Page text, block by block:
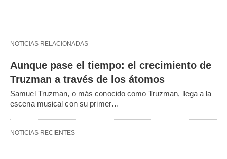
NOTICIAS RELACIONADAS
Aunque pase el tiempo: el crecimiento de
Truzman a través de los átomos
Samuel Truzman, o más conocido como Truzman, llega a la
escena musical con su primer…
NOTICIAS RECIENTES